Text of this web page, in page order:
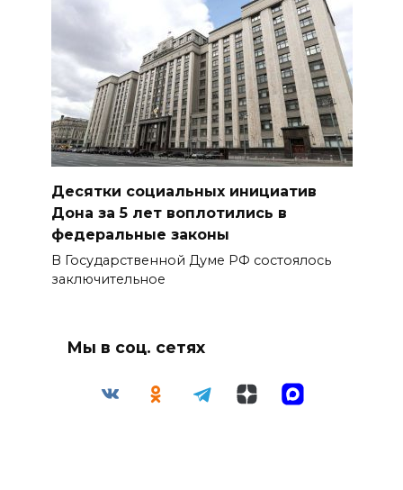
Десятки социальных инициатив
Дона за 5 лет воплотились в
федеральные законы
В Государственной Думе РФ состоялось
заключительное
Мы в соц. сетях